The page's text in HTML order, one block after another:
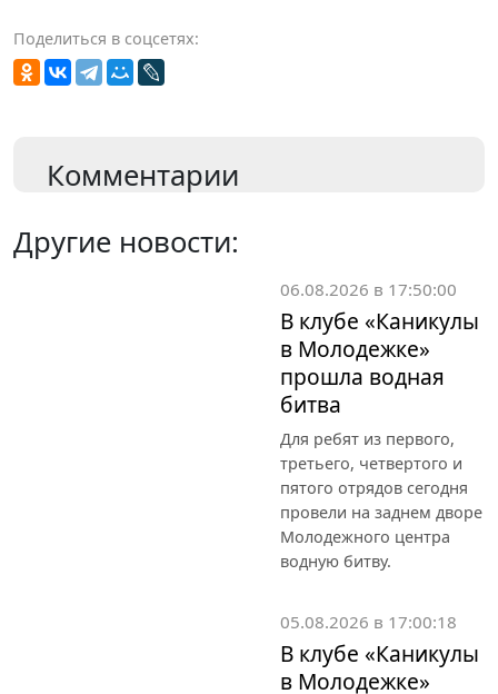
Поделиться в соцсетях:
Комментарии
Другие новости:
06.08.2026 в 17:50:00
В клубе «Каникулы
в Молодежке»
прошла водная
битва
Для ребят из первого,
третьего, четвертого и
пятого отрядов сегодня
провели на заднем дворе
Молодежного центра
водную битву.
05.08.2026 в 17:00:18
В клубе «Каникулы
в Молодежке»